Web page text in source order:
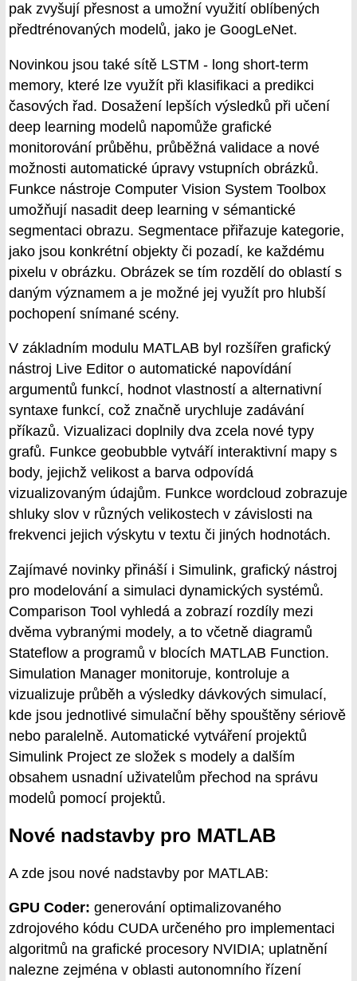
pak zvyšují přesnost a umožní využití oblíbených
předtrénovaných modelů, jako je GoogLeNet.
Novinkou jsou také sítě LSTM - long short-term
memory, které lze využít při klasifikaci a predikci
časových řad. Dosažení lepších výsledků při učení
deep learning modelů napomůže grafické
monitorování průběhu, průběžná validace a nové
možnosti automatické úpravy vstupních obrázků.
Funkce nástroje Computer Vision System Toolbox
umožňují nasadit deep learning v sémantické
segmentaci obrazu. Segmentace přiřazuje kategorie,
jako jsou konkrétní objekty či pozadí, ke každému
pixelu v obrázku. Obrázek se tím rozdělí do oblastí s
daným významem a je možné jej využít pro hlubší
pochopení snímané scény.
V základním modulu MATLAB byl rozšířen grafický
nástroj Live Editor o automatické napovídání
argumentů funkcí, hodnot vlastností a alternativní
syntaxe funkcí, což značně urychluje zadávání
příkazů. Vizualizaci doplnily dva zcela nové typy
grafů. Funkce geobubble vytváří interaktivní mapy s
body, jejichž velikost a barva odpovídá
vizualizovaným údajům. Funkce wordcloud zobrazuje
shluky slov v různých velikostech v závislosti na
frekvenci jejich výskytu v textu či jiných hodnotách.
Zajímavé novinky přináší i Simulink, grafický nástroj
pro modelování a simulaci dynamických systémů.
Comparison Tool vyhledá a zobrazí rozdíly mezi
dvěma vybranými modely, a to včetně diagramů
Stateflow a programů v blocích MATLAB Function.
Simulation Manager monitoruje, kontroluje a
vizualizuje průběh a výsledky dávkových simulací,
kde jsou jednotlivé simulační běhy spouštěny sériově
nebo paralelně. Automatické vytváření projektů
Simulink Project ze složek s modely a dalším
obsahem usnadní uživatelům přechod na správu
modelů pomocí projektů.
Nové nadstavby pro MATLAB
A zde jsou nové nadstavby por MATLAB:
GPU Coder: generování optimalizovaného
zdrojového kódu CUDA určeného pro implementaci
algoritmů na grafické procesory NVIDIA; uplatnění
nalezne zejména v oblasti autonomního řízení